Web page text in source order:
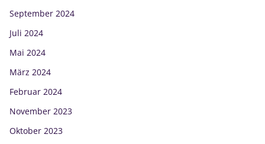
September 2024
Juli 2024
Mai 2024
März 2024
Februar 2024
November 2023
Oktober 2023